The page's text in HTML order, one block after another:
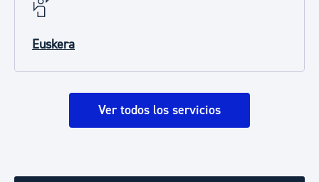
Euskera
Ver todos los servicios